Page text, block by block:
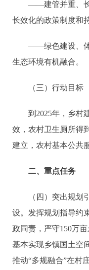
——建管并重、长效
长效化的政策制度和
——绿色建设、体现
生态环境有机融合。
（三）行动目标
到2025年，乡村建
效，农村卫生厕所得
建立，农村基本公共
二、重点任务
（四）突出规划引
设。发挥规划指导约
政同责，严守150万
基本实现乡镇国土空
推动“多规融合”在村